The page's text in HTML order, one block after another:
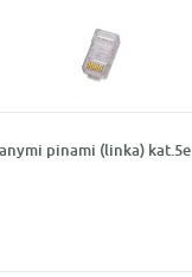
pinami (linka) kat.5e